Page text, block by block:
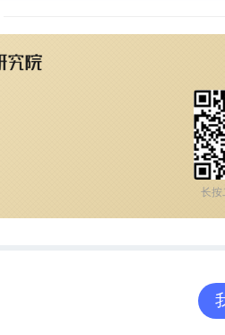
白·斯特瑞查尔斯基
以开始新征程了。”
长按